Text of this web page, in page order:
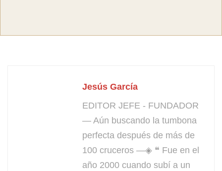
Jesús García
EDITOR JEFE - FUNDADOR
— Aún buscando la tumbona
perfecta después de más de
100 cruceros —◈ ❝ Fue en el
año 2000 cuando subí a un